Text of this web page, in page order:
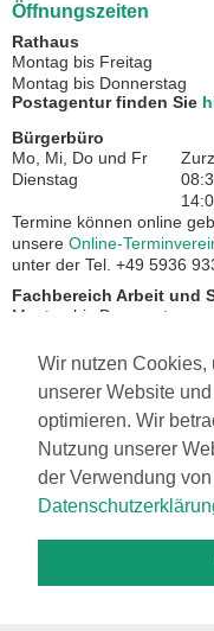
Wir nutzen Cookies,
unserer Website
optimieren. Wir
Nutzung unserer
der Verwendung
Öffnungszeiten
Rathaus
Montag bis Freitag
Montag bis Donnerstag
Postagentur finden Sie
Bürgerbüro
Mo, Mi, Do und Fr
Dienstag
Termine können online
unsere Online-
unter der Tel. +49 5936
Fachbereich Arbeit und
Montag bis Donnerstag
© 2017 Gemeinde Twist. Alle
Datenschutz